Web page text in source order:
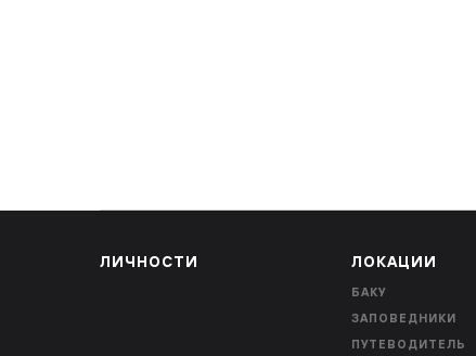
ЛИЧНОСТИ ЛОКАЦИИ
БАКУ
ЗАПОВЕДНИКИ
ПУТЕВОДИТЕЛЬ